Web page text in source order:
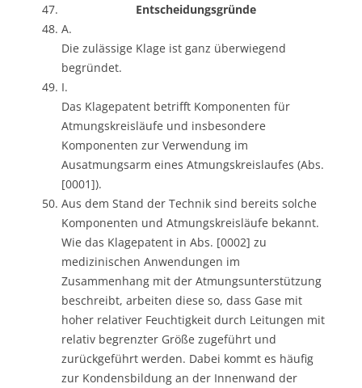
Entscheidungsgründe
A.
Die zulässige Klage ist ganz überwiegend
begründet.
I.
Das Klagepatent betrifft Komponenten für
Atmungskreisläufe und insbesondere
Komponenten zur Verwendung im
Ausatmungsarm eines Atmungskreislaufes (Abs.
[0001]).
Aus dem Stand der Technik sind bereits solche
Komponenten und Atmungskreisläufe bekannt.
Wie das Klagepatent in Abs. [0002] zu
medizinischen Anwendungen im
Zusammenhang mit der Atmungsunterstützung
beschreibt, arbeiten diese so, dass Gase mit
hoher relativer Feuchtigkeit durch Leitungen mit
relativ begrenzter Größe zugeführt und
zurückgeführt werden. Dabei kommt es häufig
zur Kondensbildung an der Innenwand der